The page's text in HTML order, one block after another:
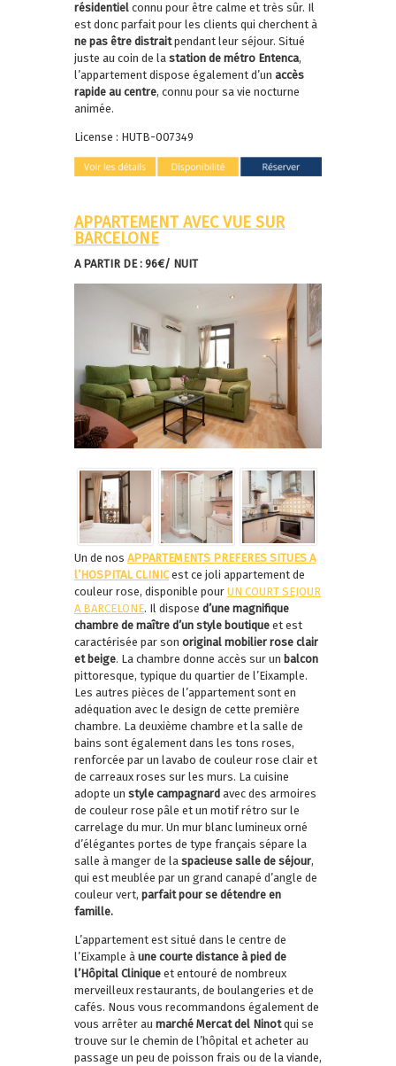
résidentiel connu pour être calme et très sûr. Il
est donc parfait pour les clients qui cherchent à
ne pas être distraitpendant leur séjour. Situé
juste au coin de la station de métro Entenca,
l’appartement dispose également d’un accès
rapide au centre, connu pour sa vie nocturne
animée.
License : HUTB-007349
APPARTEMENT AVEC VUE SUR
BARCELONE
A PARTIR DE : 96€/ NUIT
Un de nos APPARTEMENTS PREFERES SITUES A
l’HOSPITAL CLINICest ce joli appartement de
couleur rose, disponible pour UN COURT SEJOUR
A BARCELONE. Il dispose d’une magnifique
chambre de maître d’un style boutique et est
caractérisée par son original mobilier rose clair
et beige. La chambre donne accès sur un balcon
pittoresque, typique du quartier de l’Eixample.
Les autres pièces de l’appartement sont en
adéquation avec le design de cette première
chambre. La deuxième chambre et la salle de
bains sont également dans les tons roses,
renforcée par un lavabo de couleur rose clair et
de carreaux roses sur les murs. La cuisine
adopte un style campagnard avec des armoires
de couleur rose pâle et un motif rétro sur le
carrelage du mur. Un mur blanc lumineux orné
d’élégantes portes de type français sépare la
salle à manger de la spacieuse salle de séjour,
qui est meublée par un grand canapé d’angle de
couleur vert, parfait pour se détendre en
famille.
L’appartement est situé dans le centre de
l’Eixample à une courte distance à pied de
l’Hôpital Clinique et entouré de nombreux
merveilleux restaurants, de boulangeries et de
cafés. Nous vous recommandons également de
vous arrêter au marché Mercat del Ninotqui se
trouve sur le chemin de l’hôpital et acheter au
passage un peu de poisson frais ou de la viande,